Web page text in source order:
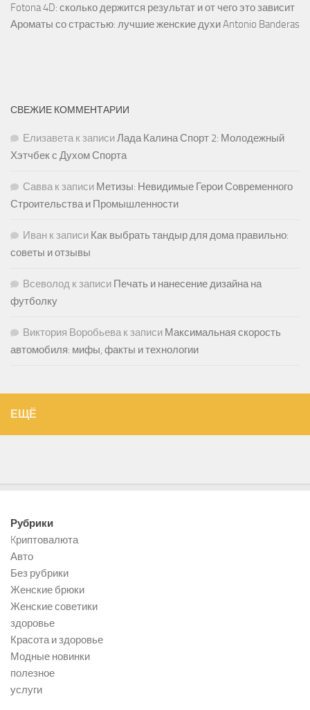
Fotona 4D: сколько держится результат и от чего это зависит
Ароматы со страстью: лучшие женские духи Antonio Banderas
СВЕЖИЕ КОММЕНТАРИИ
Елизаветак записиЛада Калина Спорт 2: Молодежный
Хэтчбек с Духом Спорта
Саввак записи Метизы: Невидимые Герои Современного
Строительства и Промышленности
Иван к записи Как выбрать тандыр для дома правильно:
советы и отзывы
Всеволод к записи Печать и нанесение дизайна на
футболку
Виктория Воробьевак записи Максимальная скорость
автомобиля: мифы, факты и технологии
ЕЩЁ
Рубрики
Kриптовалюта
Авто
Без рубрики
Женские брюки
Женские советики
здоровье
Красота и здоровье
Модные новинки
полезное
услуги